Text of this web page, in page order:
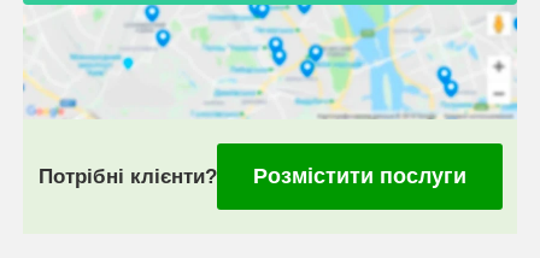
Потрібні клієнти? Розмістити послуги